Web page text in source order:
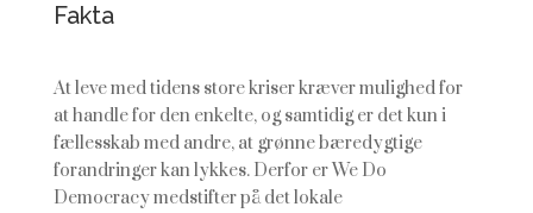
Fakta
At leve med tidens store kriser kræver mulighed for
at handle for den enkelte, og samtidig er det kun i
fællesskab med andre, at grønne bæredygtige
forandringer kan lykkes. Derfor er We Do
Democracy medstifter på det lokale